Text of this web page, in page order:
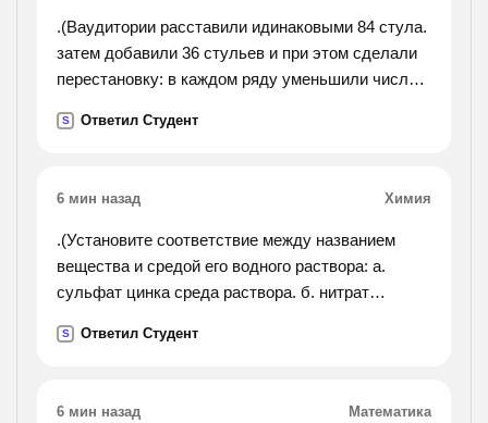
.(Ваудитории расставили идинаковыми 84 стула.
затем добавили 36 стульев и при этом сделали
перестановку: в каждом ряду уменьшили число
4.сколько рядов и сколько стульев в каждом
S Ответил Студент
6 мин назад Химия
.(Установите соответствие между названием
вещества и средой его водного раствора: а.
сульфат цинка среда раствора. б. нитрат
2.нейтральная г. гидрофосфат натрия
S Ответил Студент
6 мин назад Математика